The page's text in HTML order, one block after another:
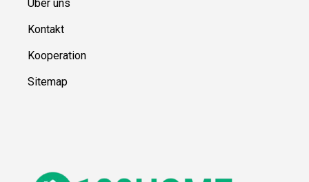
Über uns
Kontakt
Kooperation
Sitemap